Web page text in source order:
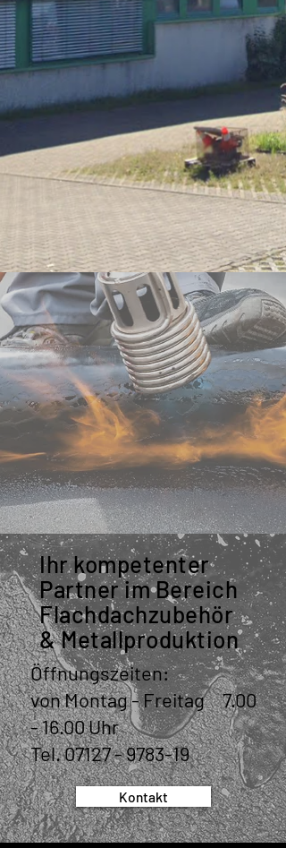
Ihr kompetenter
Partner im Bereich
Flachdachzubehör
& Metallproduktion
Öffnungszeiten:
von Montag - Freitag7.00
- 16.00Uhr
Tel.07127 - 9783-19
Kontakt